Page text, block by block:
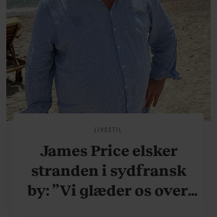
LIVSSTIL
James Price elsker
stranden i sydfransk
by: ”Vi glæder os over,